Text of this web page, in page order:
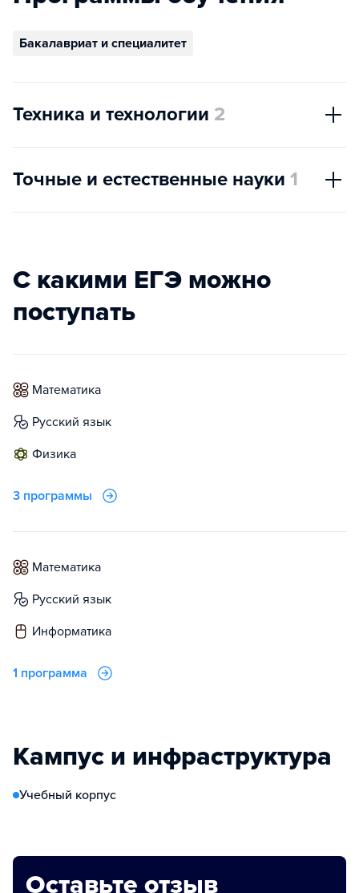
Бакалавриат и специалитет
Техника и технологии 2
Точные и естественные науки 1
С какими ЕГЭ можно
поступать
математика
русский язык
физика
3 программы
математика
русский язык
информатика
1 программа
Кампус и инфраструктура
Учебный корпус
Оставьте отзыв